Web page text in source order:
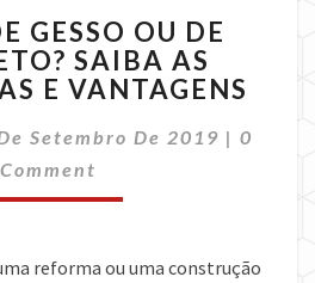
DE
GESSO
OU
CONCRETO?
SAIBA
VANTAGENS
GESSO OU DE
SAIBA AS
E VANTAGENS
Setembro De 2019 | 0
Comment
reforma ou uma construção